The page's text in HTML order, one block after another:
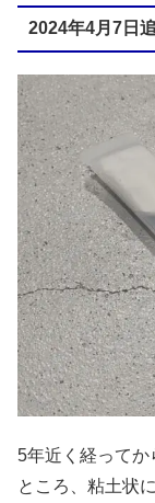
2024年4月7日
5年近く経ってか
ところ、粘土状